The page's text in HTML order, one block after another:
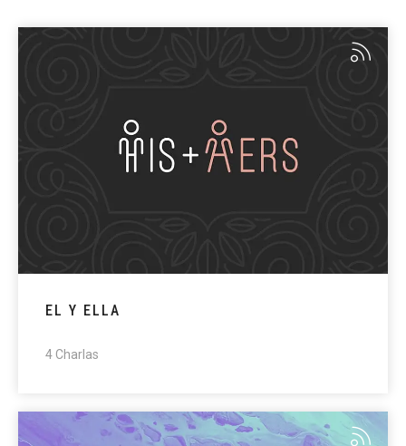
EL Y ELLA
4 Charlas